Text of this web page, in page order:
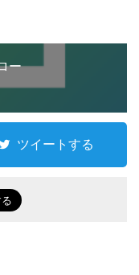
ー
ツイートする